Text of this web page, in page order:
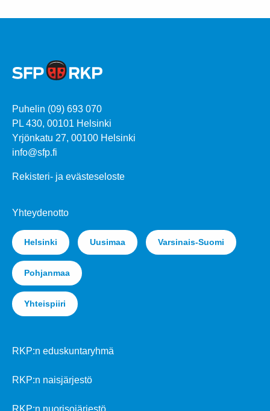
Puhelin (09) 693 070
PL 430, 00101 Helsinki
Yrjönkatu 27, 00100 Helsinki
info@sfp.fi
Rekisteri- ja evästeseloste
Yhteydenotto
Helsinki Uusimaa Varsinais-Suomi
Pohjanmaa
Yhteispiiri
RKP:n eduskuntaryhmä
RKP:n naisjärjestö
RKP:n nuorisojärjestö